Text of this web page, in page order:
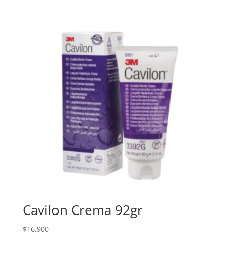
Cavilon Crema 92gr
$16.900